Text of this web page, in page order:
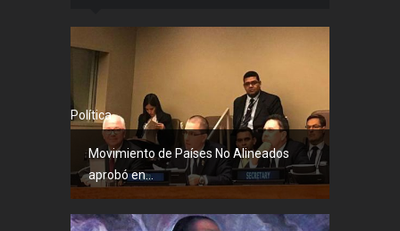
Política
Movimiento de Países No Alineados
aprobó en...